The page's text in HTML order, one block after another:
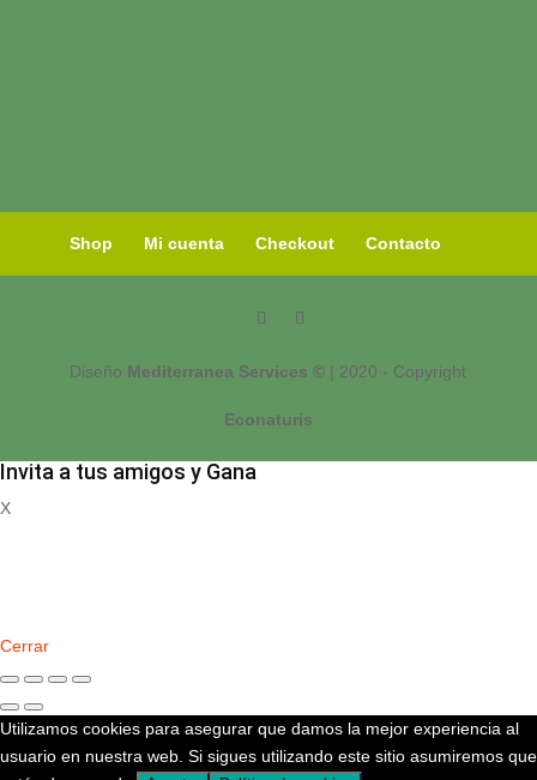
Shop Mi cuenta Checkout Contacto
Diseño Mediterranea Services © | 2020 - Copyright
Econaturis
Invita a tus amigos y Gana
X
Cerrar
Utilizamos cookies para asegurar que damos la mejor experiencia al
usuario en nuestra web. Si sigues utilizando este sitio asumiremos que